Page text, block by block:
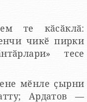
те кӑсӑклӑ:
чикӗ пирки
тесе
мӗнле ҫырни
Ардатов —